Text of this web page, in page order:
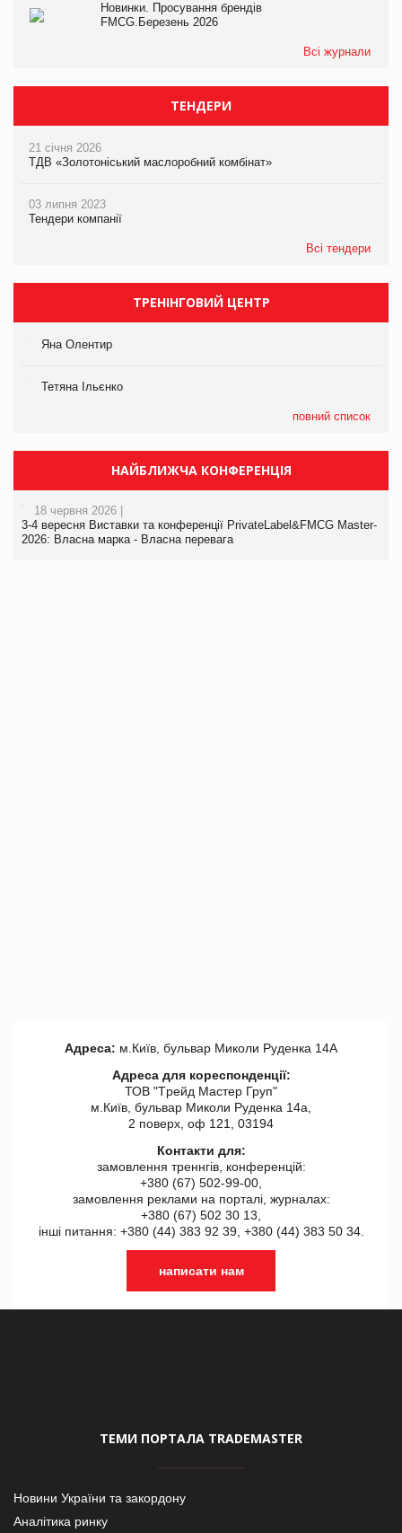
Новинки. Просування брендів
FMCG.Березень 2026
Всі журнали
ТЕНДЕРИ
21 січня 2026
ТДВ «Золотоніський маслоробний комбінат»
03 липня 2023
Тендери компанії
Всі тендери
ТРЕНІНГОВИЙ ЦЕНТР
Яна Олентир
Тетяна Ільєнко
повний список
НАЙБЛИЖЧА КОНФЕРЕНЦІЯ
18 червня 2026 |
3-4 вересня Виставки та конференції PrivateLabel&FMCG Master-
2026: Власна марка - Власна перевага
Адреса: м.Київ, бульвар Миколи Руденка 14А
Адреса для кореспонденції:
ТОВ "Tрейд Мастер Груп"
м.Київ, бульвар Миколи Руденка 14а,
2 поверх, оф 121, 03194
Контакти для:
замовлення треннгів, конференцій:
+380 (67) 502-99-00,
замовлення реклами на порталі, журналах:
+380 (67) 502 30 13,
інші питання: +380 (44) 383 92 39, +380 (44) 383 50 34.
написати нам
ТЕМИ ПОРТАЛА TRADEMASTER
Новини України та закордону
Аналітика ринку